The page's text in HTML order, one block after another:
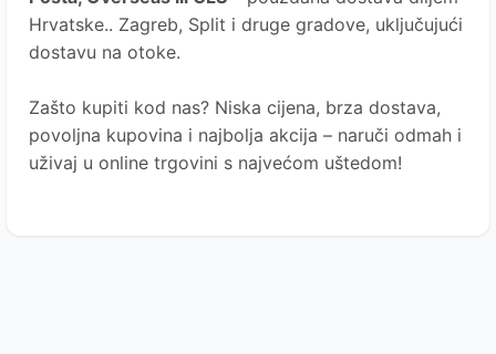
Hrvatske.. Zagreb, Split i druge gradove, uključujući
dostavu na otoke.
Zašto kupiti kod nas? Niska cijena, brza dostava,
povoljna kupovina i najbolja akcija – naruči odmah i
uživaj u online trgovini s najvećom uštedom!